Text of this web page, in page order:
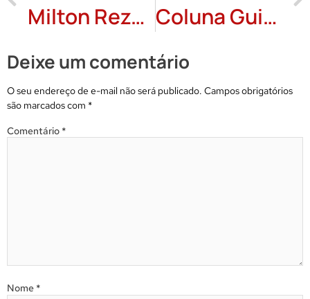
Milton Rezende: 1902 – DRUMMOND – 1987
Coluna Guido Viaro: A Laranja Verde/Capítulo 3
Deixe um comentário
O seu endereço de e-mail não será publicado. Campos obrigatórios
são marcados com *
Comentário *
Nome *